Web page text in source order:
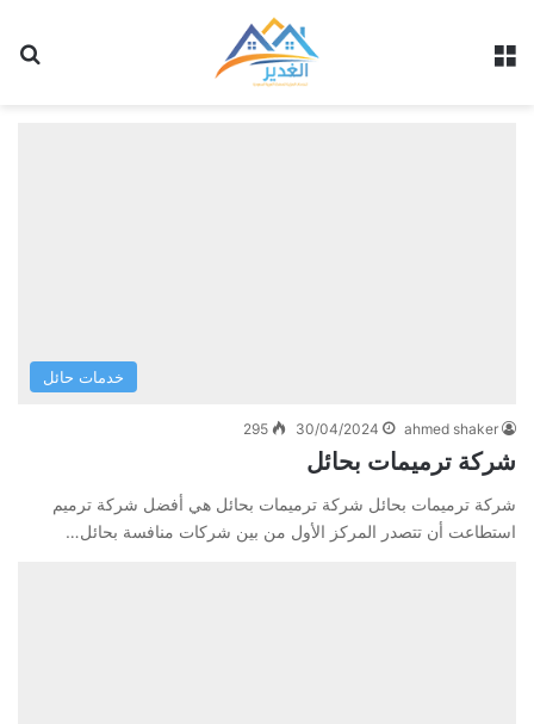
خدمات حائل
ahmed shaker
30/04/2024
295
شركة ترميمات بحائل
شركة ترميمات بحائل شركة ترميمات بحائل هي أفضل شركة ترميم
استطاعت أن تتصدر المركز الأول من بين شركات منافسة بحائل…